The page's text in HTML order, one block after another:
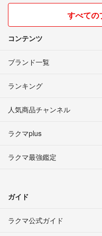
すべての
コンテンツ
ブランド一覧
ランキング
人気商品チャンネル
ラクマplus
ラクマ最強鑑定
ガイド
ラクマ公式ガイド